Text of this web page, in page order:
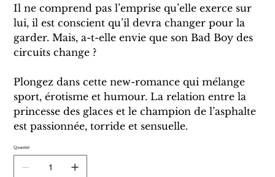
Il ne comprend pas l’emprise qu’elle exerce sur
lui, il est conscient qu’il devra changer pour la
garder. Mais, a-t-elle envie que son Bad Boy des
circuits change ?
Plongez dans cette new-romance qui mélange
sport, érotisme et humour. La relation entre la
princesse des glaces et le champion de l’asphalte
est passionnée, torride et sensuelle.
Quantité